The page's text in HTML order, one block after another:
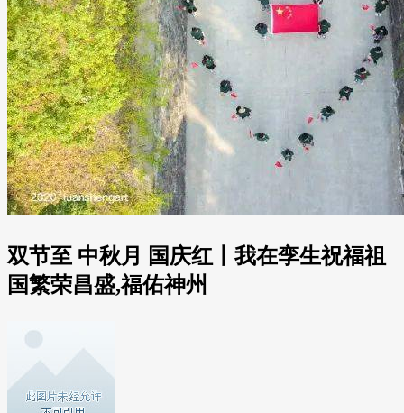
双节至 中秋月 国庆红丨我在孪生祝福祖
国繁荣昌盛,福佑神州